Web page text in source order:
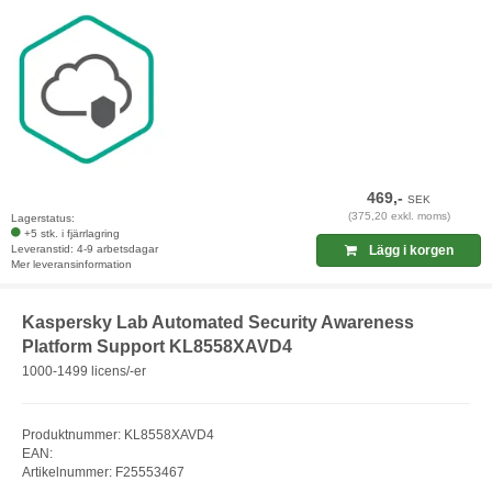
Lagerstatus:
+5 stk. i fjärrlagring
Leveranstid: 4-9 arbetsdagar
Mer leveransinformation
469,-SEK
(375,20 exkl. moms)
Lägg i korgen
Kaspersky Lab Automated Security Awareness
Platform Support KL8558XAVD4
1000-1499 licens/-er
Produktnummer: KL8558XAVD4
EAN:
Artikelnummer: F25553467